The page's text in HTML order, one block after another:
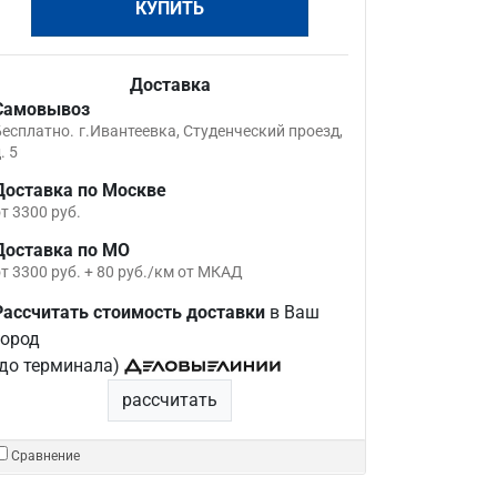
КУПИТЬ
Доставка
г.Ивантеевка, Студенческий проезд,
5
по Москве
3300 руб.
по МО
3300 руб. + 80 руб./км от МКАД
стоимость доставкив Ваш
терминала)
рассчитать
Сравнение